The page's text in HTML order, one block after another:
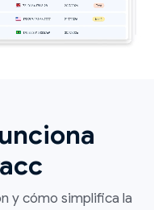
y cómo simplifica la